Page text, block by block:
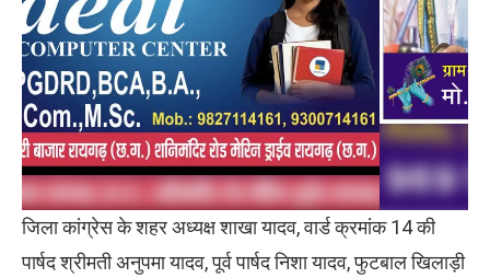
जिला कांग्रेस के शहर अध्यक्ष शाखा यादव, वार्ड क्रमांक 14 की
पार्षद श्रीमती अनुपमा यादव, पूर्व पार्षद निशा यादव, फुटबाल खिलाड़ी